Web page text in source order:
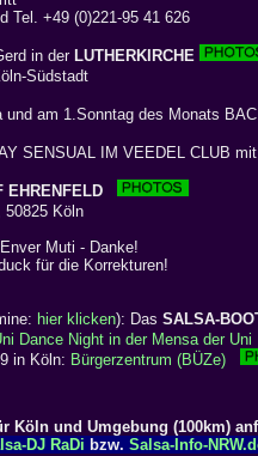
Tel. +49 (0)221-95 41 626
in der LUTHERKIRCHE
Südstadt
am 1.Sonntag des Monats
SENSUAL IM VEEDEL CLUB
EHRENFELD
Köln
Muti - Danke!
für die Korrekturen!
hier klicken): Das SALSA-
Dance Night in der Mensa der
in Köln: Bürgerzentrum (BÜZe)
Köln und Umgebung (100km)
DJ RaDi bzw. Salsa-Info-